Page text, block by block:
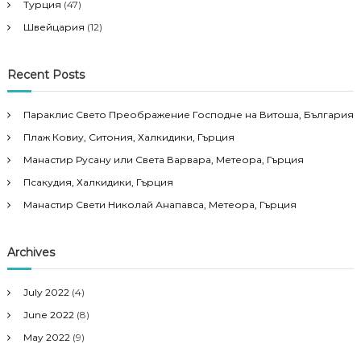
Турция (47)
Швейцария (12)
Recent Posts
Параклис Свето Преображение Господне на Витоша, България
Плаж Ковиу, Ситония, Халкидики, Гърция
Манастир Русану или Света Варвара, Метеора, Гърция
Псакудия, Халкидики, Гърция
Манастир Свети Николай Анапавса, Метеора, Гърция
Archives
July 2022 (4)
June 2022 (8)
May 2022 (9)